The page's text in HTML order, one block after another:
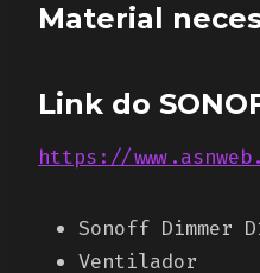
Material
Link do
https://
Sonoff Dimmer
Ventilador